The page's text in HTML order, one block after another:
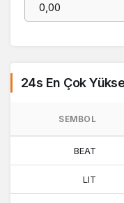
24s En Çok
SEMBOL
BEAT
LIT